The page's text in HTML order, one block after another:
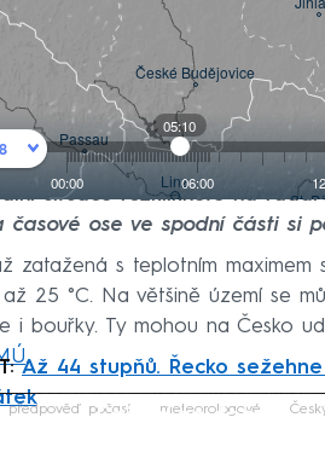
situace rozklikněte na
časové ose ve spodní části si
zatažená s teplotním maximem
25 °C. Na většině území se
i bouřky. Ty mohou na Česko
.
Až 44 stupňů. Řecko
Failed to fetch
předpověď počasí meteorologové